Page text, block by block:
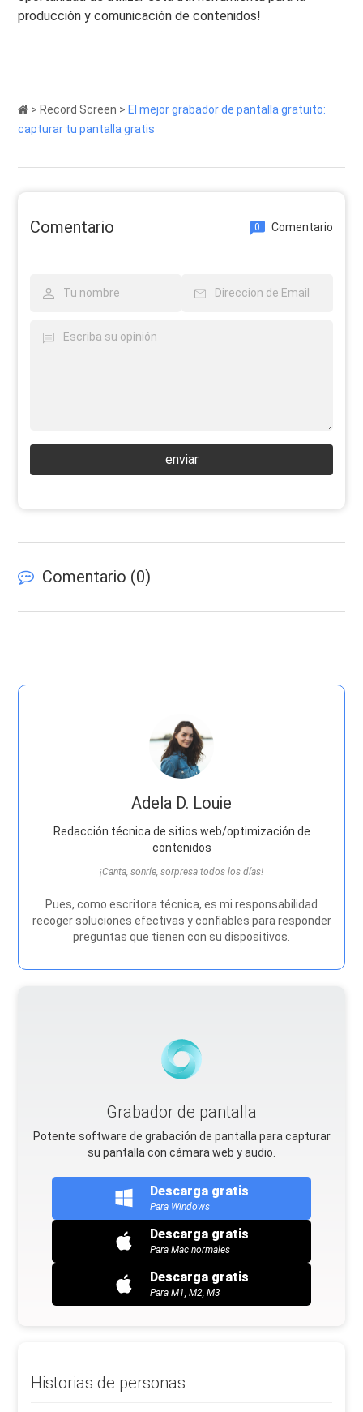
producción y comunicación de contenidos!
> Record Screen > El mejor grabador de pantalla gratuito:
capturar tu pantalla gratis
Comentario 0 Comentario
enviar
Comentario (0)
Adela D. Louie
Redacción técnica de sitios web/optimización de
contenidos
¡Canta, sonríe, sorpresa todos los días!
Pues, como escritora técnica, es mi responsabilidad
recoger soluciones efectivas y confiables para responder
preguntas que tienen con su dispositivos.
Grabador de pantalla
Potente software de grabación de pantalla para capturar
su pantalla con cámara web y audio.
Descarga gratis
Para Windows
Descarga gratis
Para Mac normales
Descarga gratis
Para M1, M2, M3
Historias de personas